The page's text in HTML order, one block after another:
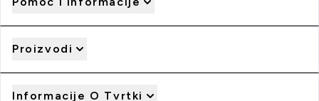
Proizvodi
Informacije O Tvrtki